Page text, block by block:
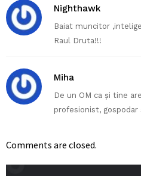
Nighthawk
Baiat muncitor
Raul Druta!!!
Miha
De un OM ca și tine
profesionist,
Comments are closed.